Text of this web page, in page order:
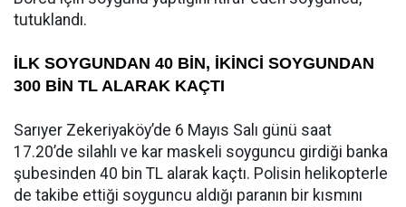
tutuklandı.
İLK SOYGUNDAN 40 BİN, İKİNCİ SOYGUNDAN
300 BİN TL ALARAK KAÇTI
Sarıyer Zekeriyaköy’de 6 Mayıs Salı günü saat
17.20’de silahlı ve kar maskeli soyguncu girdiği banka
şubesinden 40 bin TL alarak kaçtı. Polisin helikopterle
de takibe ettiği soyguncu aldığı paranın bir kısmını